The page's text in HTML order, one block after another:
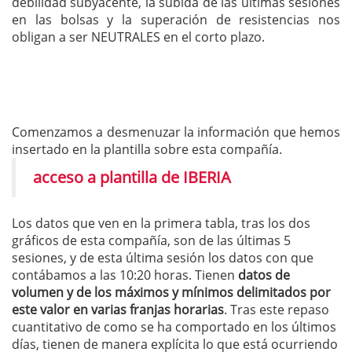
en las bolsas y la superación de resistencias nos
obligan a ser NEUTRALES en el corto plazo.
Comenzamos a desmenuzar la información que hemos
insertado en la plantilla sobre esta compañía.
acceso a plantilla de IBERIA
Los datos que ven en la primera tabla, tras los dos
gráficos de esta compañía, son de las últimas 5
sesiones, y de esta última sesión los datos con que
contábamos a las 10:20 horas. Tienen datos de
volumen y de los máximos y mínimos delimitados por
este valor en varias franjas horarias. Tras este repaso
cuantitativo de como se ha comportado en los últimos
días, tienen de manera explícita lo que está ocurriendo